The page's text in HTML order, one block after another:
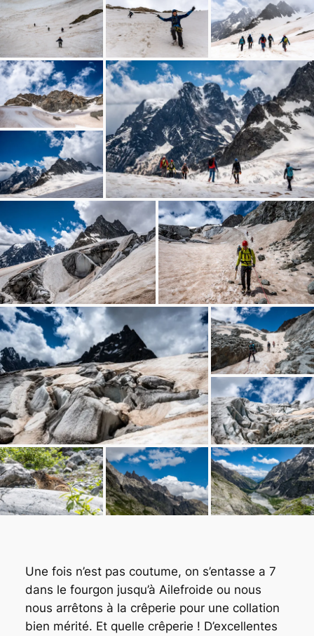
Une fois n’est pas coutume, on s’entasse a 7
dans le fourgon jusqu’à Ailefroide ou nous
nous arrêtons à la crêperie pour une collation
bien mérité. Et quelle crêperie ! D’excellentes